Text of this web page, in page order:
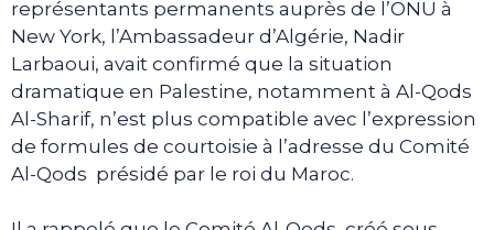
représentants permanents auprès de l’ONU à
New York, l’Ambassadeur d’Algérie, Nadir
Larbaoui, avait confirmé que la situation
dramatique en Palestine, notamment à Al-Qods
Al-Sharif, n’est plus compatible avec l’expression
de formules de courtoisie à l’adresse du Comité
Al-Qods présidé par le roi du Maroc.